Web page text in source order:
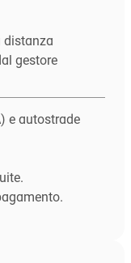
distanza
gestore
e autostrade